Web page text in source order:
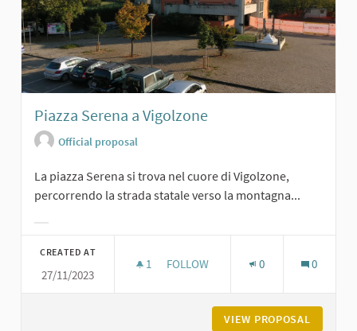
Piazza Serena a Vigolzone
Official proposal
La piazza Serena si trova nel cuore di Vigolzone,
percorrendo la strada statale verso la montagna...
CREATED AT
27/11/2023
1 1 FOLLOWER
FOLLOW 0 0
VIEW PROPOSAL